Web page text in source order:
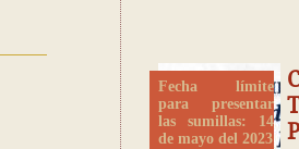
Fecha límite
para presentar
las sumillas: 14
de mayo del 2023